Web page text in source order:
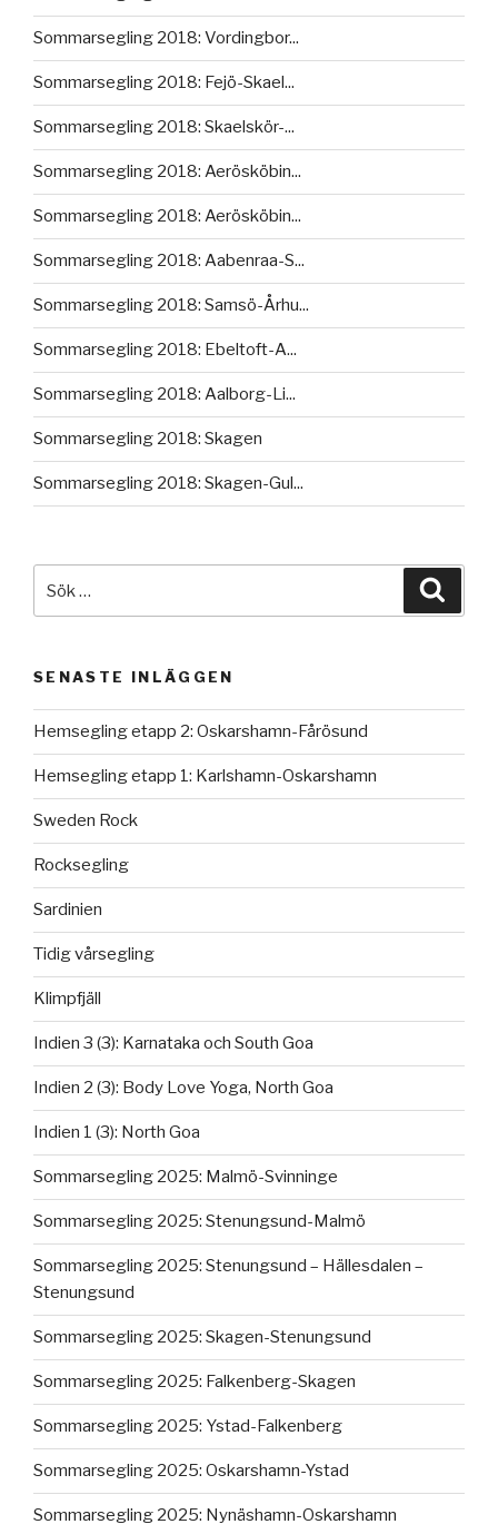
Sommarsegling 2018: Vordingbor...
Sommarsegling 2018: Fejö-Skael...
Sommarsegling 2018: Skaelskör-...
Sommarsegling 2018: Aerösköbin...
Sommarsegling 2018: Aerösköbin...
Sommarsegling 2018: Aabenraa-S...
Sommarsegling 2018: Samsö-Århu...
Sommarsegling 2018: Ebeltoft-A...
Sommarsegling 2018: Aalborg-Li...
Sommarsegling 2018: Skagen
Sommarsegling 2018: Skagen-Gul...
SENASTE INLÄGGEN
Hemsegling etapp 2: Oskarshamn-Fårösund
Hemsegling etapp 1: Karlshamn-Oskarshamn
Sweden Rock
Rocksegling
Sardinien
Tidig vårsegling
Klimpfjäll
Indien 3 (3): Karnataka och South Goa
Indien 2 (3): Body Love Yoga, North Goa
Indien 1 (3): North Goa
Sommarsegling 2025: Malmö-Svinninge
Sommarsegling 2025: Stenungsund-Malmö
Sommarsegling 2025: Stenungsund – Hällesdalen –
Stenungsund
Sommarsegling 2025: Skagen-Stenungsund
Sommarsegling 2025: Falkenberg-Skagen
Sommarsegling 2025: Ystad-Falkenberg
Sommarsegling 2025: Oskarshamn-Ystad
Sommarsegling 2025: Nynäshamn-Oskarshamn